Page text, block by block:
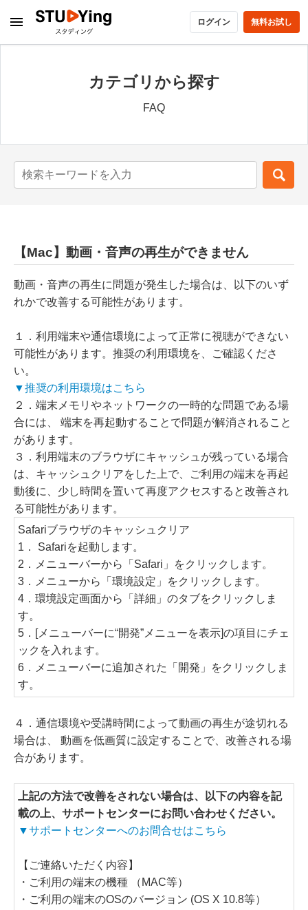
ログイン 無料お試し
カテゴリから探す
FAQ
【Mac】動画・音声の再生ができません
動画・音声の再生に問題が発生した場合は、以下のいず
れかで改善する可能性があります。
１．利用端末や通信環境によって正常に視聴ができない
可能性があります。 推奨の利用環境を、ご確認くださ
い。
▼推奨の利用環境はこちら
２．端末メモリやネットワークの一時的な問題である場
合には、 端末を再起動することで問題が解消されること
があります。
３．利用端末のブラウザにキャッシュが残っている場合
は、キャッシュクリアをした上で、ご利用の端末を再起
動後に、少し時間を置いて再度アクセスすると改善され
る可能性があります。
Safariブラウザのキャッシュクリア
1． Safariを起動します。
2．
メニューバーから「 Safari 」をクリックします。
3．メニューから「環境設定」をクリックします。
4．環境設定画面から「詳細」のタブをクリックしま
す。
5．[メニューバーに“開発”メニューを表示]の項目にチェ
ックを入れます。
6．メニューバーに追加された「開発」をクリックしま
す。
４．通信環境や受講時間によって動画の再生が途切れる
場合は、 動画を低画質に設定することで、改善される場
合があります。
上記の方法で改善をされない場合は、以下の内容を記
載の上、サポートセンターにお問い合わせください。
▼サポートセンターへのお問合せはこちら
【ご連絡いただく内容】
・ご利用の端末の機種 （MAC等）
・ご利用の端末のOSのバージョン (OS X 10.8等）